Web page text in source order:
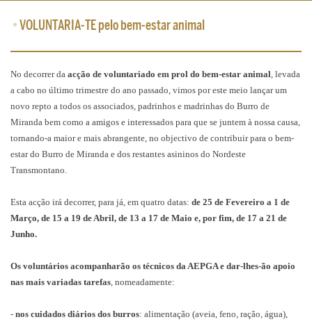
•VOLUNTARIA-TE pelo bem-estar animal
No decorrer da acção de voluntariado em prol do bem-estar animal, levada
a cabo no último trimestre do ano passado, vimos por este meio lançar um
novo repto a todos os associados, padrinhos e madrinhas do Burro de
Miranda bem como a amigos e interessados para que se juntem à nossa causa,
tornando-a maior e mais abrangente, no objectivo de contribuir para o bem-
estar do Burro de Miranda e dos restantes asininos do Nordeste
Transmontano.
Esta acção irá decorrer, para já, em quatro datas: de 25 de Fevereiro a 1 de
Março, de 15 a 19 de Abril, de 13 a 17 de Maio e, por fim, de 17 a 21 de
Junho.
Os voluntários acompanharão os técnicos da AEPGA e dar-lhes-ão apoio
nas mais variadas tarefas, nomeadamente:
- nos cuidados diários dos burros: alimentação (aveia, feno, ração, água),